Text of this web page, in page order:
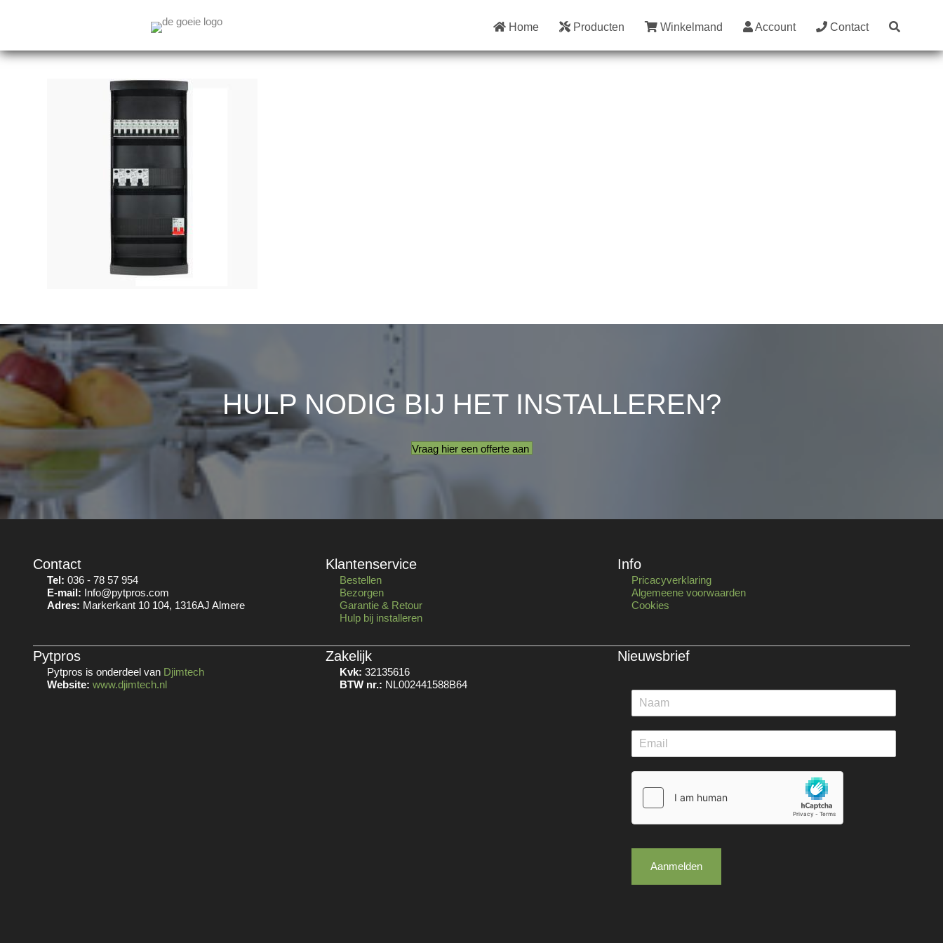
Home Producten Winkelmand Account Contact
HULP NODIG BIJ HET INSTALLEREN?
Vraag hier een offerte aan
Contact
Tel: 036 - 78 57 954
E-mail: Info@pytpros.com
Adres: Markerkant 10 104, 1316AJ Almere
Klantenservice
Bestellen
Bezorgen
Garantie & Retour
Hulp bij installeren
Info
Pricacyverklaring
Algemeene voorwaarden
Cookies
Pytpros
Pytpros is onderdeel van Djimtech
Website: www.djimtech.nl
Zakelijk
Kvk: 32135616
BTW nr.: NL002441588B64
Nieuwsbrief
Aanmelden